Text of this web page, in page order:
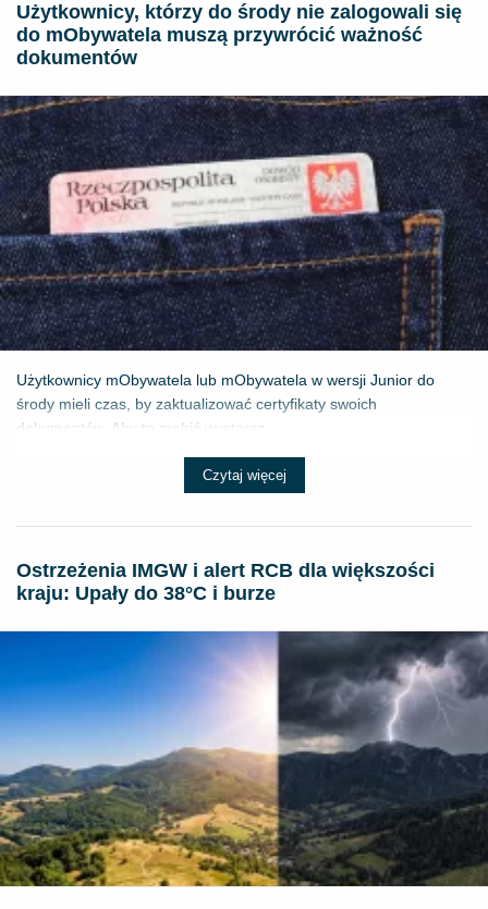
Użytkownicy, którzy do środy nie zalogowali się
do mObywatela muszą przywrócić ważność
dokumentów
Użytkownicy mObywatela lub mObywatela w wersji Junior do
środy mieli czas, by zaktualizować certyfikaty swoich
dokumentów. Aby to zrobić wystarcz...
Czytaj więcej
Ostrzeżenia IMGW i alert RCB dla większości
kraju: Upały do 38°C i burze